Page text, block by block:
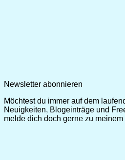
Newsletter abonnieren
Möchtest du immer auf dem
Neuigkeiten, Blogeinträge und
melde dich doch gerne zu